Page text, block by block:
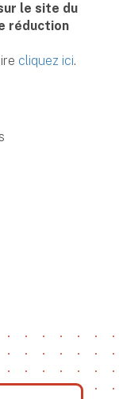
le site du
réduction
cliquez ici.